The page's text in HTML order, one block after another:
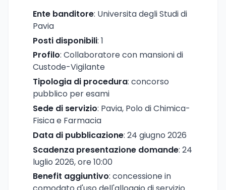
Ente banditore: Universita degli Studi di
Pavia
Posti disponibili: 1
Profilo: Collaboratore con mansioni di
Custode-Vigilante
Tipologia di procedura: concorso
pubblico per esami
Sede di servizio: Pavia, Polo di Chimica-
Fisica e Farmacia
Data di pubblicazione: 24 giugno 2026
Scadenza presentazione domande: 24
luglio 2026, ore 10:00
Benefit aggiuntivo: concessione in